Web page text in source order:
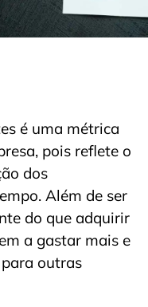
é uma métrica
pois reflete o
dos
Além de ser
do que adquirir
a gastar mais e
outras